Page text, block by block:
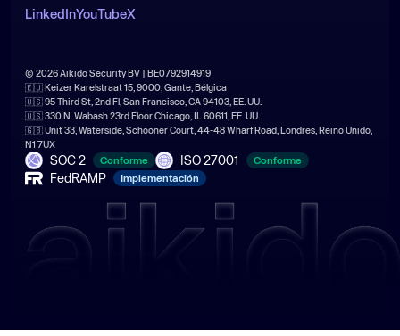
LinkedInYouTubeX
© 2026 Aikido Security BV | BE0792914919
🇪🇺 Keizer Karelstraat 15, 9000, Gante, Bélgica
🇺🇸 95 Third St, 2nd Fl, San Francisco, CA 94103, EE. UU.
🇺🇸 330 N. Wabash 23rd Floor Chicago, IL 60611, EE. UU.
🇬🇧 Unit 33, Waterside, Schooner Court, 44-48 Wharf Road, Londres, Reino Unido,
N1 7UX
SOC 2 Conforme ISO 27001 Conforme
FedRAMP Implementación